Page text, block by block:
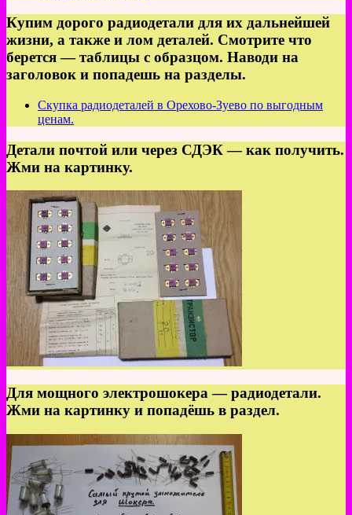
Купим дорого радиодетали для их дальнейшей
жизни, а также и лом деталей. Смотрите что
берется — таблицы с образцом. Наводи на
заголовок и попадешь на разделы.
Скупка радиодеталей в Орехово-Зуево по выгодным
ценам.
Детали почтой или через СДЭК — как получить.
Жми на картинку.
Для мощного электрошокера — радиодетали.
Жми на картинку и попадёшь в раздел.